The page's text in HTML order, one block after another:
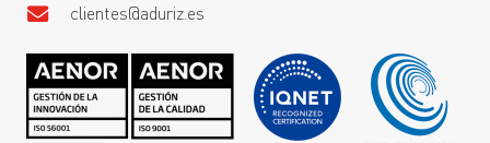
clientes@aduriz.es